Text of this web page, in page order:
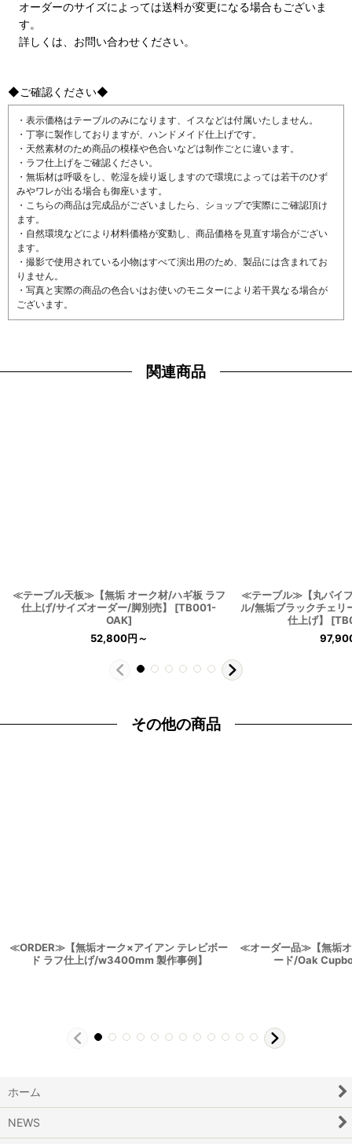
オーダーのサイズによっては送料が変更になる場合もございま
す。
詳しくは、お問い合わせください。
◆ご確認ください◆
・表示価格はテーブルのみになります、イスなどは付属いたしません。
・丁寧に製作しておりますが、ハンドメイド仕上げです。
・天然素材のため商品の模様や色合いなどは制作ごとに違います。
・ラフ仕上げをご確認ください。
・無垢材は呼吸をし、乾湿を繰り返しますので環境によっては若干のひず
みやワレが出る場合も御座います。
・こちらの商品は完成品がございましたら、ショップで実際にご確認頂け
ます。
・自然環境などにより材料価格が変動し、商品価格を見直す場合がござい
ます。
・撮影で使用されている小物はすべて演出用のため、製品には含まれてお
りません。
・写真と実際の商品の色合いはお使いのモニターにより若干異なる場合が
ございます。
関連商品
≪テーブル天板≫【無垢 オーク材/ハギ板 ラフ
仕上げ/サイズオーダー/脚別売】
[TB001-
OAK]
52,800円～
≪テーブル≫【丸パイ
ル/無垢ブラックチェリ
仕上げ】
[
その他の商品
≪ORDER≫【無垢オーク×アイアン テレビボー
ド ラフ仕上げ/w3400mm 製作事例】
≪オーダー品≫【無垢オ
ード/Oak
ホーム
NEWS